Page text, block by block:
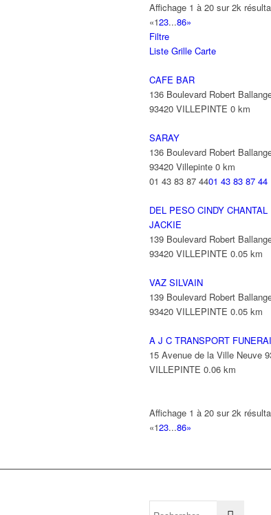
Affichage 1 à 20 sur 2k
«123...86»
Filtre
Liste Grille Carte
CAFE BAR
136 Boulevard Robert
93420 VILLEPINTE 0 km
SARAY
136 Boulevard Robert
93420 Villepinte 0 km
01 43 83 87 4401 43 83 87 44
DEL PESO CINDY CHANTAL
JACKIE
139 Boulevard Robert
93420 VILLEPINTE 0.05 km
VAZ SILVAIN
139 Boulevard Robert
93420 VILLEPINTE 0.05 km
A J C TRANSPORT
15 Avenue de la Ville Neuve
VILLEPINTE 0.06 km
Affichage 1 à 20 sur 2k
«123...86»